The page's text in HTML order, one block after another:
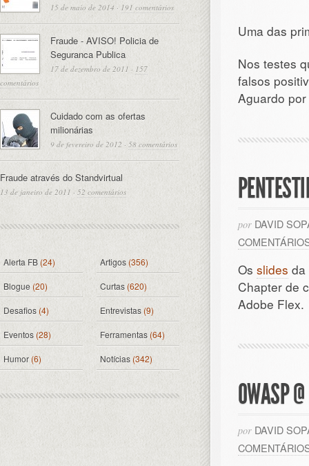
Uma das
Nos testes
falsos
Aguardo
por DAVID
Os slides da
Chapter de
Adobe Flex.
OWASP
por DAVID
15 de maio de 2014 · 191 comentários
Fraude - AVISO! Policia de
Seguranca Publica
17 de dezembro de 2011 · 157
comentários
Cuidado com as ofertas
milionárias
9 de fevereiro de 2012 · 58 comentários
Fraude através do Standvirtual
13 de janeiro de 2011 · 52 comentários
Alerta FB (24) Artigos(356)
Blogue (20) Curtas(620)
Desafios(4) Entrevistas (9)
Eventos (28) Ferramentas (64)
Humor (6) Notícias (342)